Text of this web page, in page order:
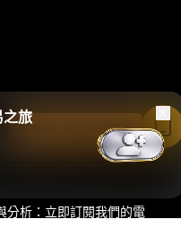
分析：立即訂閱我們的電
旅
在 Bybit App 中閱讀